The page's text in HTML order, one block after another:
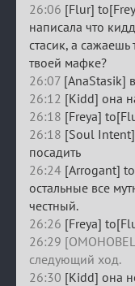
26:06 [Flur]
написала что
стасик, а
твоей мафке?
26:07 [AnaStasik]
26:12 [Kidd] она
26:18 [Freya]
26:18 [Soul
посадить
26:24 [Arrogant]
остальные все
честный.
26:26 [Freya]
26:29
следующий ход.
26:30 [Kidd] она